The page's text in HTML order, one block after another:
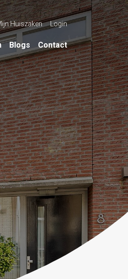
Huiszaken Login
Blogs Contact